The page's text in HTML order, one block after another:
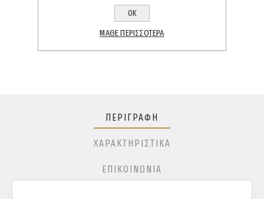
SHARE:
ΠΕΡΙΓΡΑΦΉ
ΧΑΡΑΚΤΗΡΙΣΤΙΚΆ
ΕΠΙΚΟΙΝΩΝΊΑ
ΟΚ
ΜΆΘΕ ΠΕΡΙΣΣΌΤΕΡΑ